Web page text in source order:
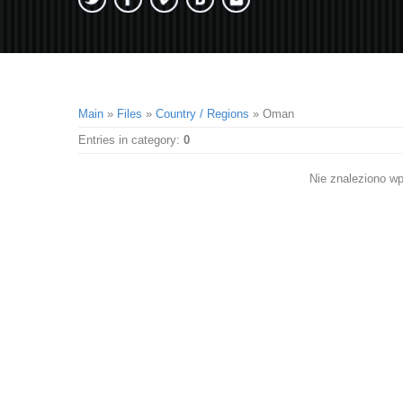
Main » Files » Country / Regions » Oman
Entries in category: 0
Nie znaleziono